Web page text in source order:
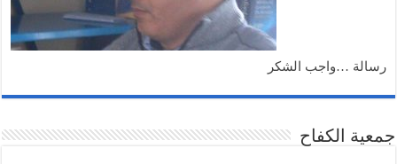
رسالة …واجب الشكر
جمعية الكفاح